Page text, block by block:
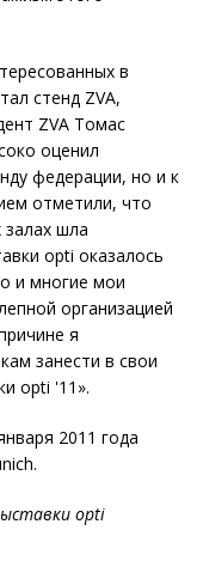
в
стенд ZVA,
ZVA Томас
оценил
федерации, но и к
отметили, что
шла
opti оказалось
и многие мои
организацией
я
занести в свои
opti '11».
2011 года
opti